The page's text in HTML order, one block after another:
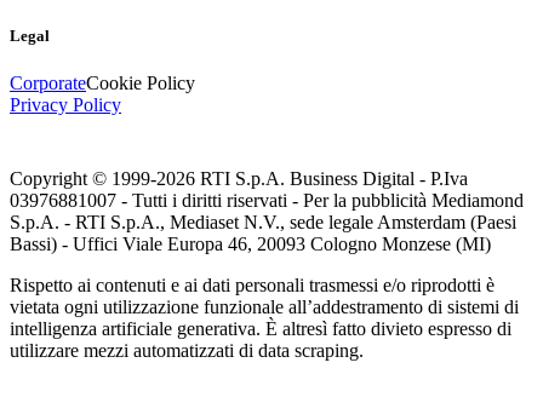
Legal
CorporateCookie Policy
Privacy Policy
Copyright © 1999-2026 RTI S.p.A. Business Digital - P.Iva
03976881007 - Tutti i diritti riservati - Per la pubblicità Mediamond
S.p.A. - RTI S.p.A., Mediaset N.V., sede legale Amsterdam (Paesi
Bassi) - Uffici Viale Europa 46, 20093 Cologno Monzese (MI)
Rispetto ai contenuti e ai dati personali trasmessi e/o riprodotti è
vietata ogni utilizzazione funzionale all’addestramento di sistemi di
intelligenza artificiale generativa. È altresì fatto divieto espresso di
utilizzare mezzi automatizzati di data scraping.